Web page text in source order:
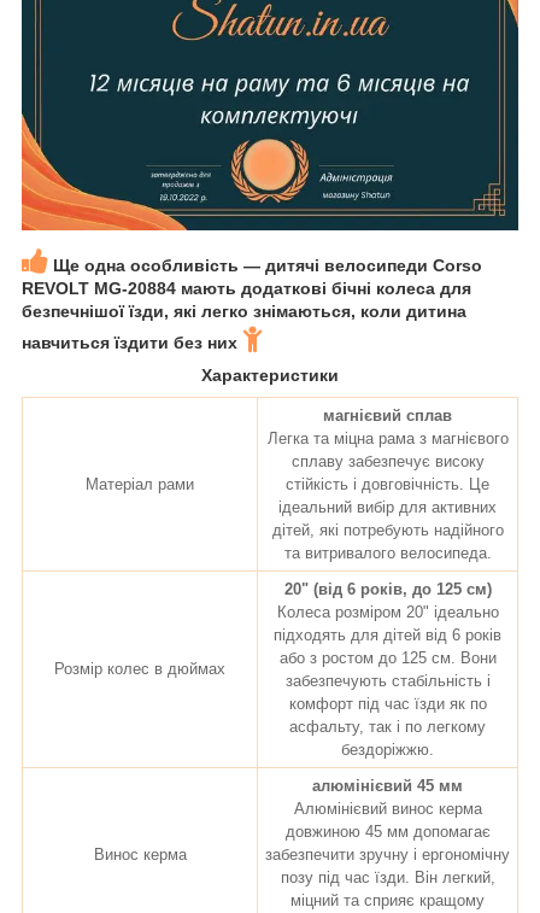
Ще одна особливість — дитячі велосипеди Corso
REVOLT MG-20884 мають додаткові бічні колеса для
безпечнішої їзди, які легко знімаються, коли дитина
навчиться їздити без них
Характеристики
Матеріал рами
магнієвий сплав
Легка та міцна рама з магнієвого
сплаву забезпечує високу
стійкість і довговічність. Це
ідеальний вибір для активних
дітей, які потребують надійного
та витривалого велосипеда.
Розмір колес в дюймах
20" (від 6 років, до 125 см)
Колеса розміром 20" ідеально
підходять для дітей від 6 років
або з ростом до 125 см. Вони
забезпечують стабільність і
комфорт під час їзди як по
асфальту, так і по легкому
бездоріжжю.
Винос керма
алюмінієвий 45 мм
Алюмінієвий винос керма
довжиною 45 мм допомагає
забезпечити зручну і ергономічну
позу під час їзди. Він легкий,
міцний та сприяє кращому